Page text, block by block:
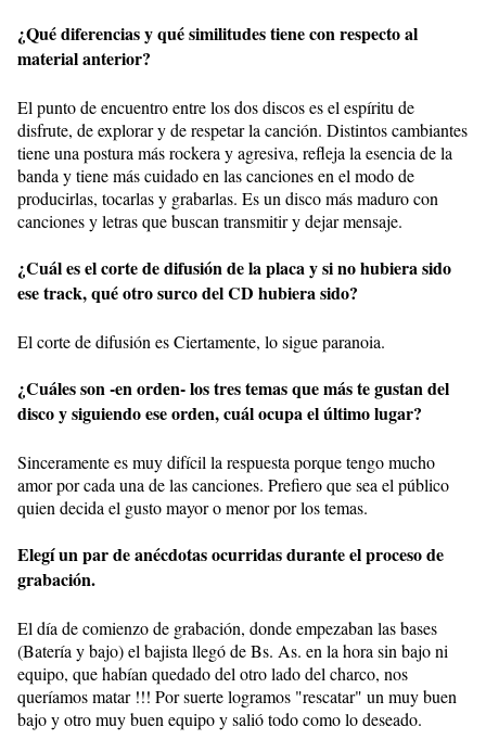
¿Qué diferencias y qué similitudes tiene con respecto al
material anterior?
El punto de encuentro entre los dos discos es el espíritu de
disfrute, de explorar y de respetar la canción. Distintos cambiantes
tiene una postura más rockera y agresiva, refleja la esencia de la
banda y tiene más cuidado en las canciones en el modo de
producirlas, tocarlas y grabarlas. Es un disco más maduro con
canciones y letras que buscan transmitir y dejar mensaje.
¿Cuál es el corte de difusión de la placa y si no hubiera sido
ese track, qué otro surco del CD hubiera sido?
El corte de difusión es Ciertamente, lo sigue paranoia.
¿Cuáles son -en orden- los tres temas que más te gustan del
disco y siguiendo ese orden, cuál ocupa el último lugar?
Sinceramente es muy difícil la respuesta porque tengo mucho
amor por cada una de las canciones. Prefiero que sea el público
quien decida el gusto mayor o menor por los temas.
Elegí un par de anécdotas ocurridas durante el proceso de
grabación.
El día de comienzo de grabación, donde empezaban las bases
(Batería y bajo) el bajista llegó de Bs. As. en la hora sin bajo ni
equipo, que habían quedado del otro lado del charco, nos
queríamos matar !!! Por suerte logramos "rescatar" un muy buen
bajo y otro muy buen equipo y salió todo como lo deseado.